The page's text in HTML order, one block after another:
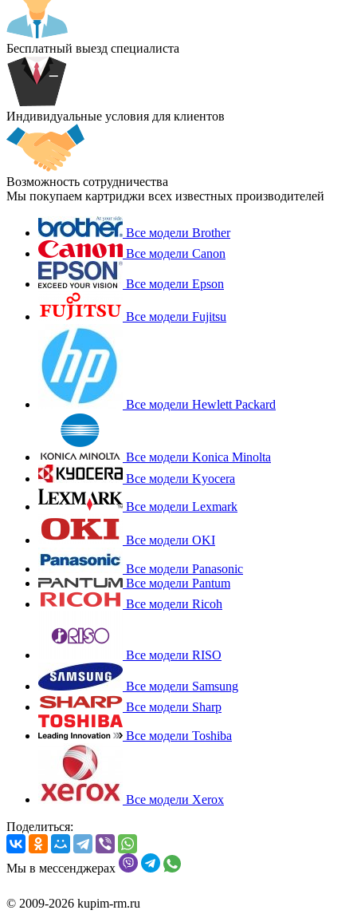
Бесплатный выезд специалиста
Индивидуальные условия для клиентов
Возможность сотрудничества
Мы покупаем картриджи всех известных производителей
Все модели Brother
Все модели Canon
Все модели Epson
Все модели Fujitsu
Все модели Hewlett Packard
Все модели Konica Minolta
Все модели Kyocera
Все модели Lexmark
Все модели OKI
Все модели Panasonic
Все модели Pantum
Все модели Ricoh
Все модели RISO
Все модели Samsung
Все модели Sharp
Все модели Toshiba
Все модели Xerox
Поделиться:
Мы в мессенджерах
© 2009-2026 kupim-rm.ru